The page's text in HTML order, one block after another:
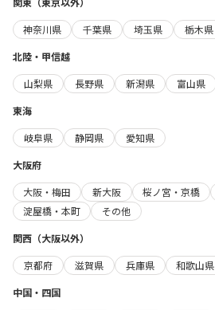
神奈川県
千葉県 埼玉県 栃木県
北陸・甲信越
山梨県
長野県 新潟県 富山県
東海
岐阜県
静岡県
愛知県
大阪府
大阪・梅田
新大阪 桜ノ宮・京橋
淀屋橋・本町
その他
関西（大阪以外）
京都府
滋賀県 兵庫県
和歌山県
中国・四国